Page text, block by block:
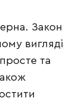
Закон
вигляді
та